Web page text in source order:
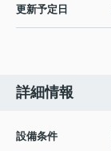
更新予定日
詳細情報
設備条件